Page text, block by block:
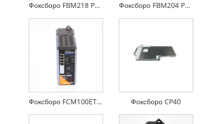
Фоксборо FBM218 P0922VW Фоксборо FBM204 P0914SY
Фоксборо FCM100ET P0926GS Фоксборо CP40